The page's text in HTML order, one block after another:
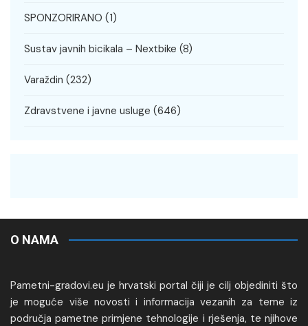
SPONZORIRANO (1)
Sustav javnih bicikala – Nextbike (8)
Varaždin (232)
Zdravstvene i javne usluge (646)
O NAMA
Pametni-gradovi.eu je hrvatski portal čiji je cilj objediniti što
je moguće više novosti i informacija vezanih za teme iz
područja pametne primjene tehnologije i rješenja, te njihove